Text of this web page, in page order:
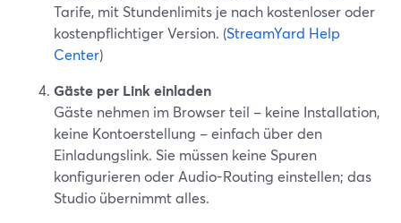
Tarife, mit Stundenlimits je nach kostenloser oder
kostenpflichtiger Version. (StreamYard Help
Center)
Gäste per Link einladen
Gäste nehmen im Browser teil – keine Installation,
keine Kontoerstellung – einfach über den
Einladungslink. Sie müssen keine Spuren
konfigurieren oder Audio-Routing einstellen; das
Studio übernimmt alles.